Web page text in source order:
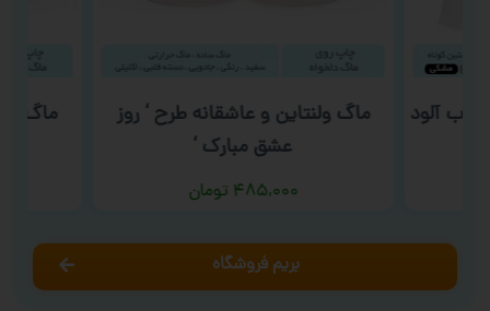
آلود
ماگ ولنتاین و عاشقانه طرح ‘ روز
عشق مبارک ‘
۴۸۵,۰۰۰ تومان
ماگ
بریم فروشگاه